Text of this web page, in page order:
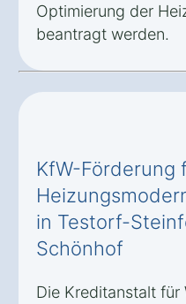
Optimierung der
beantragt werden.
KfW-Förderung
in Testorf-
Schönhof
Die Kreditanstalt für